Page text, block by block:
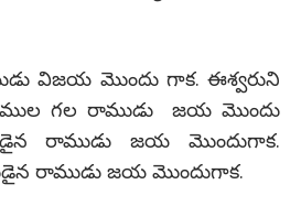
విజయ మొందు గాక. ఈశ్వరుని
గల రాముడు జయ మొందు
రాముడు జయ మొందుగాక.
రాముడు జయ మొందుగాక.